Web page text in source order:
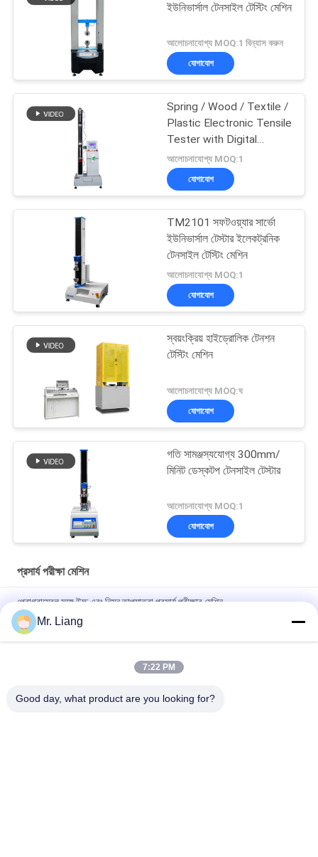
ইউনিভার্সাল টেনসাইল টেস্টিং মেশিন
আলোচনাযোগ্য MOQ:1 বিন্যাস করুন
যোগাযোগ
Spring / Wood / Textile /
Plastic Electronic Tensile
Tester with Digital
Display
আলোচনাযোগ্য MOQ:1
যোগাযোগ
TM2101 সফটওয়্যার সার্ভো
ইউনিভার্সাল টেস্টার ইলেকট্রনিক
টেনসাইল টেস্টিং মেশিন
আলোচনাযোগ্য MOQ:1
যোগাযোগ
স্বয়ংক্রিয় হাইড্রোলিক টেনশন
টেস্টিং মেশিন
আলোচনাযোগ্য MOQ:ঘ
যোগাযোগ
গতি সামঞ্জস্যযোগ্য 300mm/
মিনিট ডেস্কটপ টেনসাইল টেস্টার
আলোচনাযোগ্য MOQ:1
যোগাযোগ
প্রসার্য পরীক্ষা মেশিন
প্রোগ্রামেবল সঙ্গে উচ্চ এবং নিম্ন তাপমাত্রা প্রসার্য পরীক্ষার মেশিন
কম্পিউটার সার্ভ ইলেক্ট্রনিক অটো টেনসিল টেস্ট মেশিন ইউনিভার্সাল স্ট্রেংথ টেস্ট সরঞ্জাম
টিএম 2101
Digital Display Electronic Tensile Tester Universal Testing
Mr. Liang
7:22 PM
Good day, what product are you looking for?